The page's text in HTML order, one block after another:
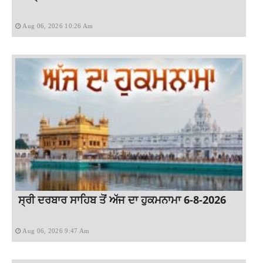
Aug 06, 2026 10:26 Am
ਸ੍ਰੀ ਦਰਬਾਰ ਸਾਹਿਬ ਤੋਂ ਅੱਜ ਦਾ ਹੁਕਮਨਾਮਾ 6-8-2026
Aug 06, 2026 9:47 Am